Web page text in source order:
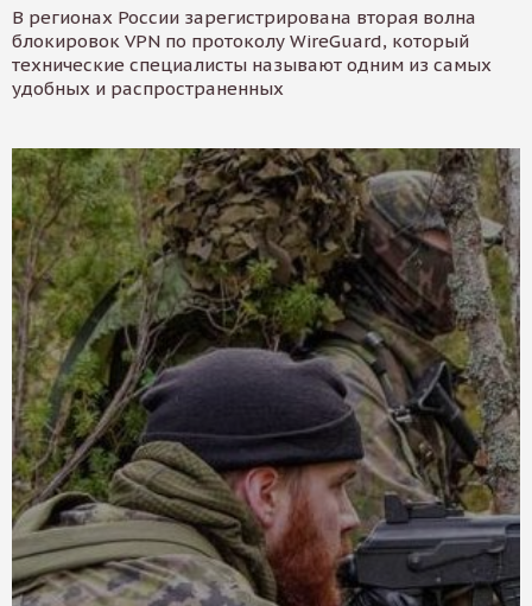
В регионах России зарегистрирована вторая волна
блокировок VPN по протоколу WireGuard, который
технические специалисты называют одним из самых
удобных и распространенных